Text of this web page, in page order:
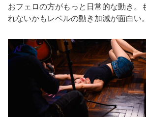
おフェロの方がもっと日常的な動き。
れないかもレベルの動き加減が面白い。